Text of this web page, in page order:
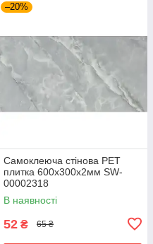
–20%
Самоклеюча стінова PET
плитка 600х300х2мм SW-
00002318
В наявності
52 ₴ 65 ₴